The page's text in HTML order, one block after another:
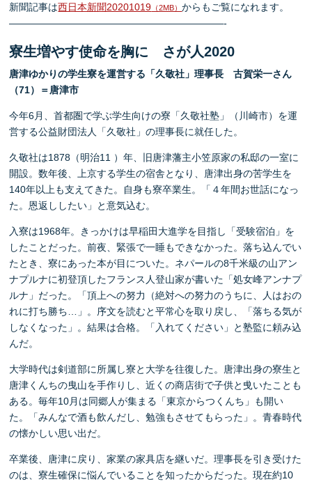
新聞記事は西日本新聞20201019 （2MB）からもご覧になれます。
——————————————————————-
寮生増やす使命を胸に さが人2020
唐津ゆかりの学生寮を運営する「久敬社」理事長 古賀栄一さん
（71）＝唐津市
今年6月、首都圏で学ぶ学生向けの寮「久敬社塾」（川崎市）を運
営する公益財団法人「久敬社」の理事長に就任した。
久敬社は1878（明治11 ）年、旧唐津藩主小笠原家の私邸の一室に
開設。数年後、上京する学生の宿舎となり、唐津出身の苦学生を
140年以上も支えてきた。自身も寮卒業生。「４年間お世話になっ
た。恩返ししたい」と意気込む。
入寮は1968年。きっかけは早稲田大進学を目指し「受験宿泊」を
したことだった。前夜、緊張で一睡もできなかった。落ち込んでい
たとき、寮にあった本が目についた。ネパールの8千米級の山アン
ナプルナに初登頂したフランス人登山家が書いた「処女峰アンナプ
ルナ」だった。「頂上への努力（絶対への努力のうちに、人はおの
れに打ち勝ち…」。序文を読むと平常心を取り戻し、「落ちる気が
しなくなった」。結果は合格。「入れてください」と塾監に頼み込
んだ。
大学時代は剣道部に所属し寮と大学を往復した。唐津出身の寮生と
唐津くんちの曳山を手作りし、近くの商店街で子供と曵いたことも
ある。毎年10月は同郷人が集まる「東京からつくんち」も開い
た。「みんなで酒も飲んだし、勉強もさせてもらった」。青春時代
の懐かしい思い出だ。
卒業後、唐津に戻り、家業の家具店を継いだ。理事長を引き受けた
のは、寮生確保に悩んでいることを知ったからだった。現在約10